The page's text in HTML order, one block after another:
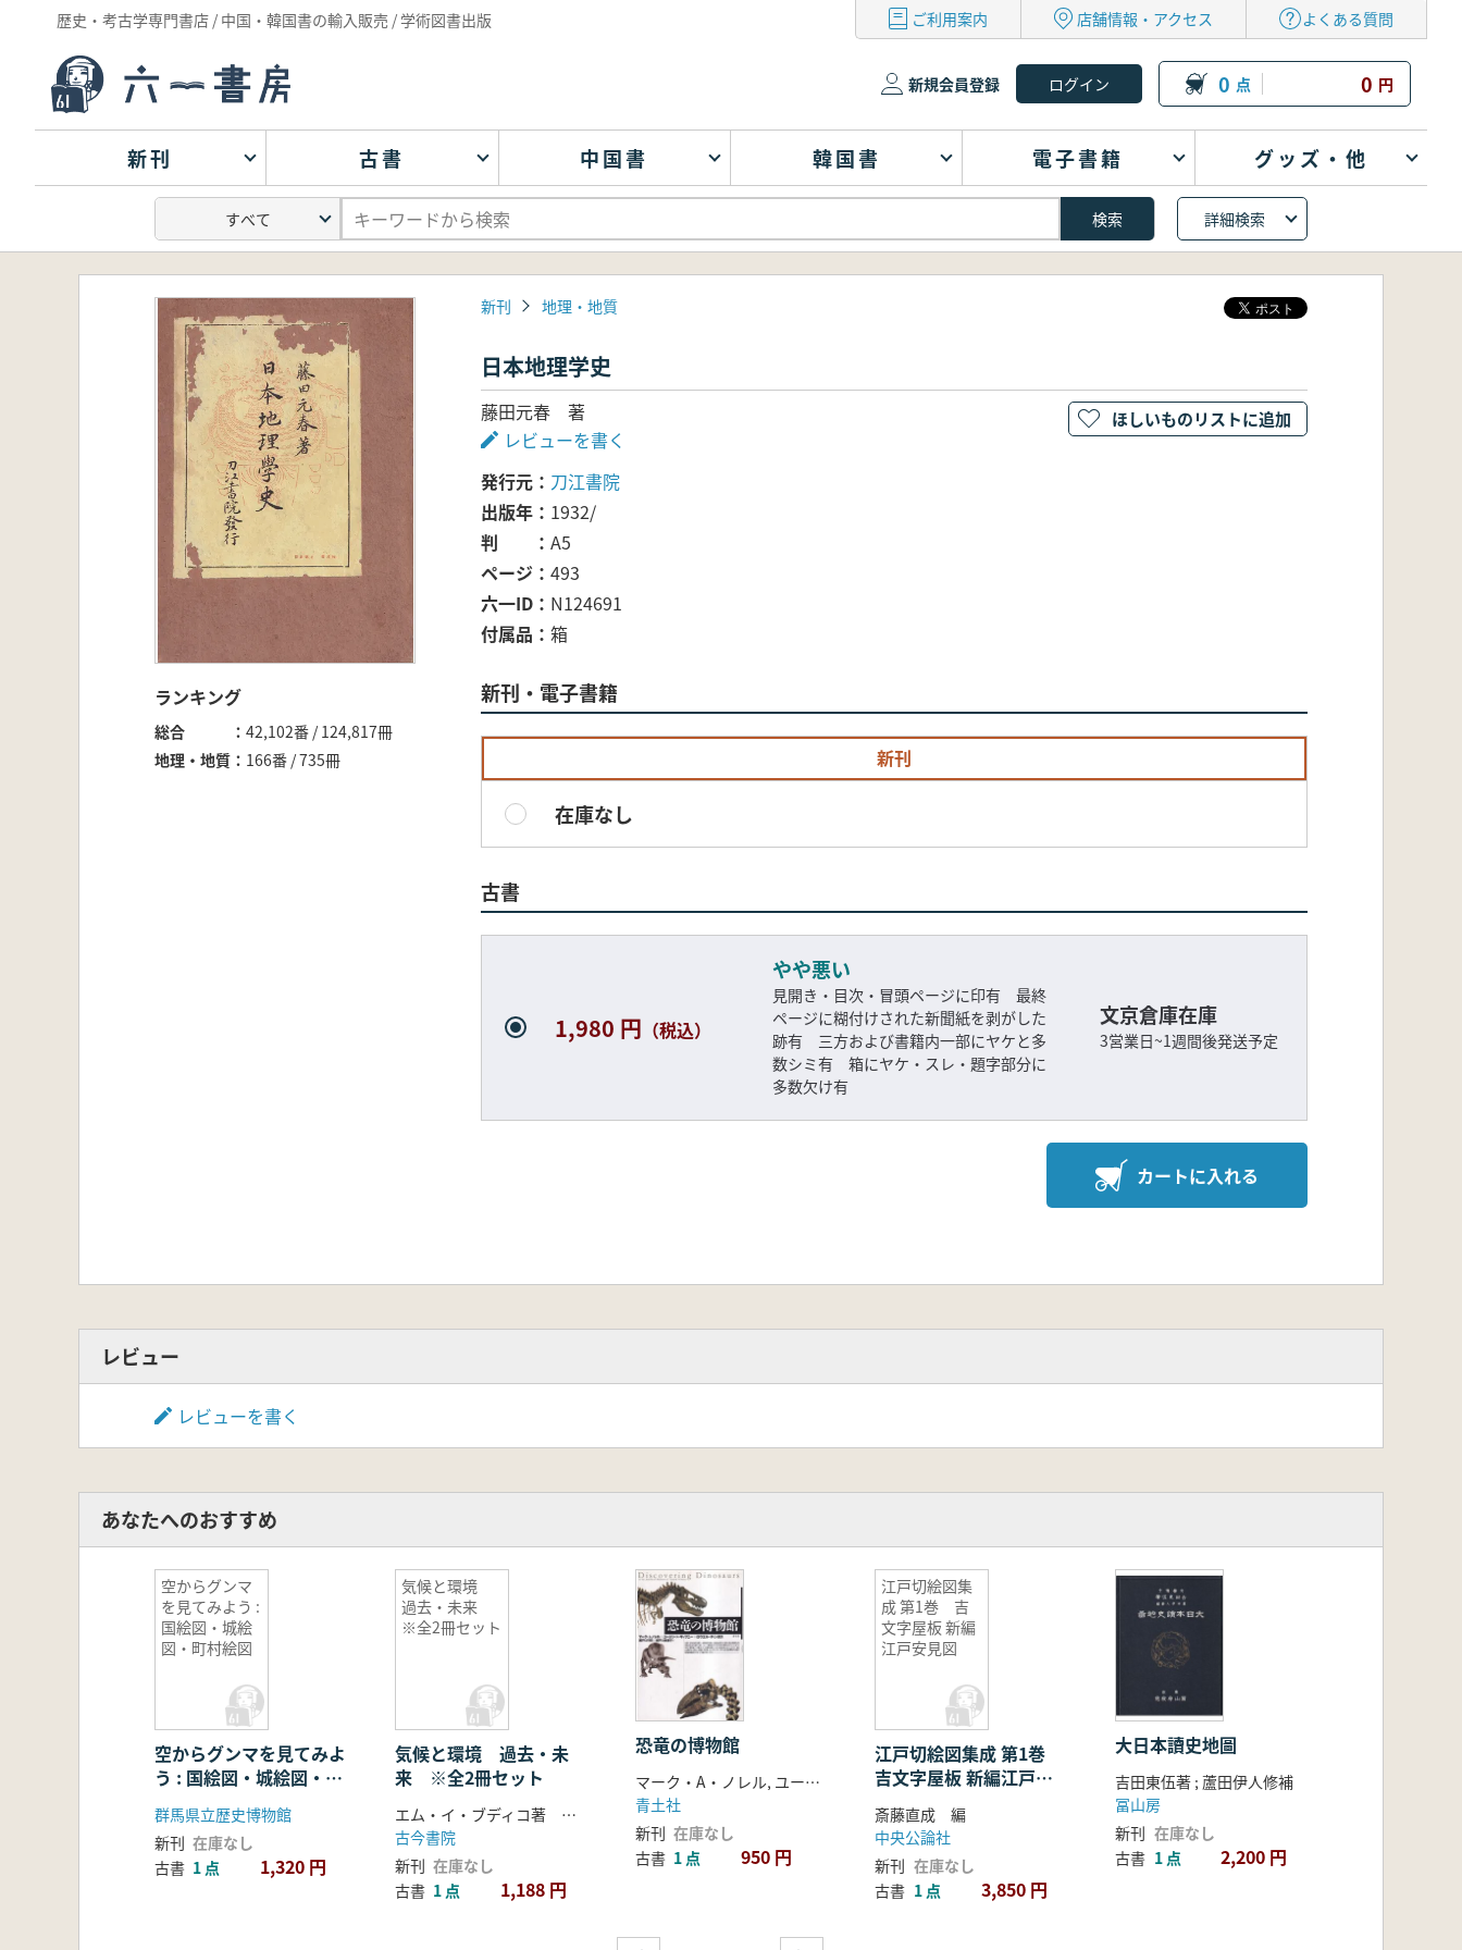
歴史・考古学専門書店 / 中国・韓国書の輸入販売 / 学術図書出版 ご利用案内 店舗情報・アクセス よくある質問
新規会員登録 0 点 0 円
新刊 古書 中国書 韓国書 電子書籍 グッズ・他
詳細検索
ランキング
総合
42,102番 / 124,817冊
地理・地質
166番 / 735冊
新刊 地理・地質
日本地理学史
藤田元春 著
レビューを書く
発行元
刀江書院
出版年
1932/
判
A5
ページ
493
六一ID
N124691
付属品
箱
新刊・電子書籍
新刊
在庫なし
古書
1,980 円 （税込）
やや悪い
見開き・目次・冒頭ページに印有 最終
ページに糊付けされた新聞紙を剥がした
跡有 三方および書籍内一部にヤケと多
数シミ有 箱にヤケ・スレ・題字部分に
多数欠け有
文京倉庫在庫
3営業日~1週間後発送予定
カートに入れる
ほしいものリストに追加
レビュー
レビューを書く
あなたへのおすすめ
空からグンマ
を見てみよう :
国絵図・城絵
図・町村絵図
空からグンマを見てみよ
う : 国絵図・城絵図・町
村絵図
群馬県立歴史博物館
新刊 在庫なし
古書 1 点 1,320 円
気候と環境
過去・未来
※全2冊セット
気候と環境 過去・未
来 ※全2冊セット
エム・イ・ブディコ著 内嶋然兵衛訳
古今書院
新刊 在庫なし
古書 1 点 1,188 円
恐竜の博物館
マーク・A・ノレル, ユージン・S・ギャフニー, ロウエル・ディンガス著・瀬戸口烈司, 瀬戸口美恵子訳
青土社
新刊 在庫なし
古書 1 点 950 円
江戸切絵図集
成 第1巻 吉
文字屋板 新編
江戸安見図
江戸切絵図集成 第1巻
吉文字屋板 新編江戸安
見図
斎藤直成 編
中央公論社
新刊 在庫なし
古書 1 点 3,850 円
大日本讀史地圖
吉田東伍著 ; 蘆田伊人修補
冨山房
新刊 在庫なし
古書 1 点 2,200 円